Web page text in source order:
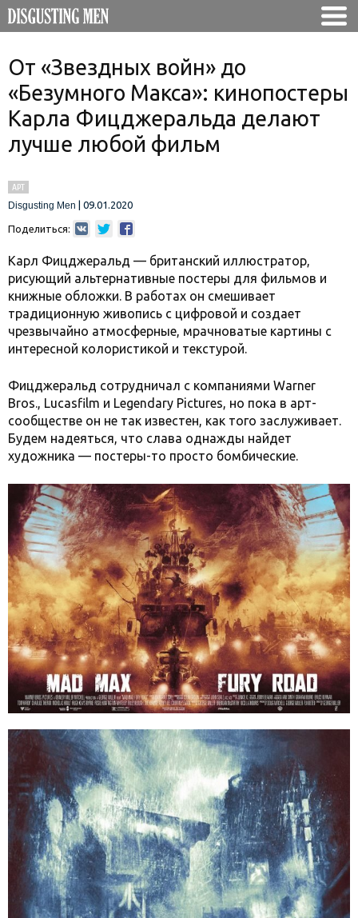
От «Звездных войн» до
«Безумного Макса»: кинопостеры
Карла Фицджеральда делают
лучше любой фильм
АРТ
Disgusting Men
09.01.2020
Поделиться:
Карл Фицджеральд — британский иллюстратор,
рисующий альтернативные постеры для фильмов и
книжные обложки. В работах он смешивает
традиционную живопись с цифровой и создает
чрезвычайно атмосферные, мрачноватые картины с
интересной колористикой и текстурой.
Фицджеральд сотрудничал с компаниями Warner
Bros., Lucasfilm и Legendary Pictures, но пока в арт-
сообществе он не так известен, как того заслуживает.
Будем надеяться, что слава однажды найдет
художника — постеры-то просто бомбические.